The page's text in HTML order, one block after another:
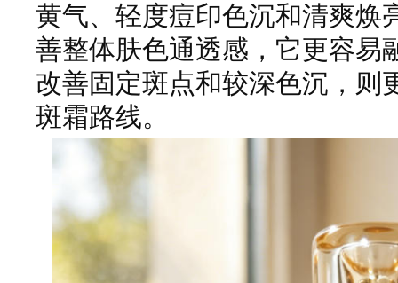
黄气、轻度痘印色沉和清爽焕
善整体肤色通透感，它更容易
改善固定斑点和较深色沉，则
斑霜路线。